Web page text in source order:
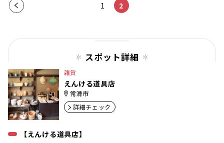
前の
1 2
スポット詳細
雑貨
えんける道具店
常滑市
詳細チェック
【えんける道具店】